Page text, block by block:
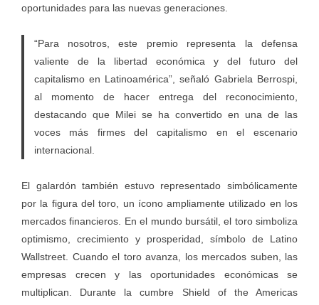
oportunidades para las nuevas generaciones.
“Para nosotros, este premio representa la defensa
valiente de la libertad económica y del futuro del
capitalismo en Latinoamérica”, señaló Gabriela Berrospi,
al momento de hacer entrega del reconocimiento,
destacando que Milei se ha convertido en una de las
voces más firmes del capitalismo en el escenario
internacional.
El galardón también estuvo representado simbólicamente
por la figura del toro, un ícono ampliamente utilizado en los
mercados financieros. En el mundo bursátil, el toro simboliza
optimismo, crecimiento y prosperidad, símbolo de Latino
Wallstreet. Cuando el toro avanza, los mercados suben, las
empresas crecen y las oportunidades económicas se
multiplican. Durante la cumbre Shield of the Americas